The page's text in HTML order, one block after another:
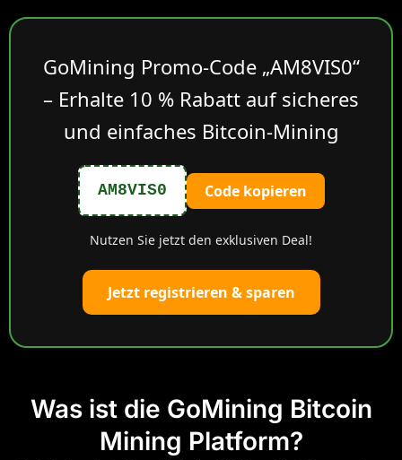
GoMining Promo-Code „AM8VIS0“
– Erhalte 10 % Rabatt auf sicheres
und einfaches Bitcoin-Mining
AM8VIS0 Code kopieren
Nutzen Sie jetzt den exklusiven Deal!
Jetzt registrieren & sparen
Was ist die GoMining Bitcoin
Mining Platform?